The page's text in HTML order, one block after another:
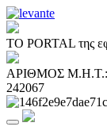
ΤΟ PORTAL της
ΑΡΙΘΜΟΣ Μ.Η.Τ.:
242067